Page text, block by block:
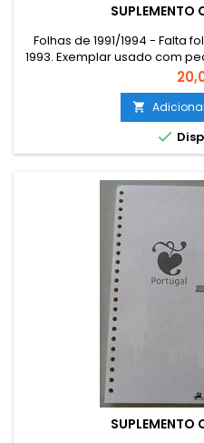
Folhas de 1991/1994 - Falta
1993. Exemplar usado com
envio de Catálogos,
as ILHAS (Açores e
ser encomendado por
envio. The sending of

